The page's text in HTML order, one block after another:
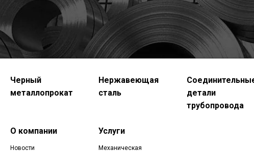
Черный
металлопрокат
Нержавеющая
сталь
детали
трубопровода
О компании
Новости
Услуги
Механическая